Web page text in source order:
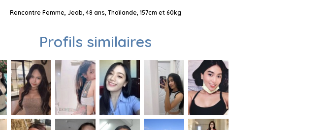
Rencontre Femme, Jeab, 48 ans, Thaïlande, 157cm et 60kg
Profils similaires